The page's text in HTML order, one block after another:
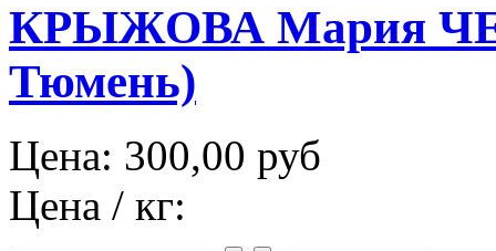
КРЫЖОВА Мария
Тюмень)
Цена: 300,00 руб
Цена / кг: